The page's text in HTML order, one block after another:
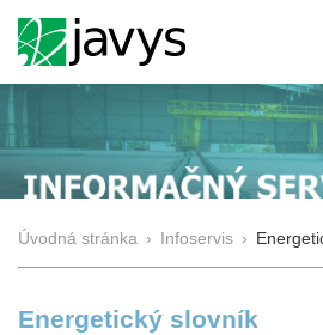
Úvodná stránka › Infoservis ›
Energetický slovník